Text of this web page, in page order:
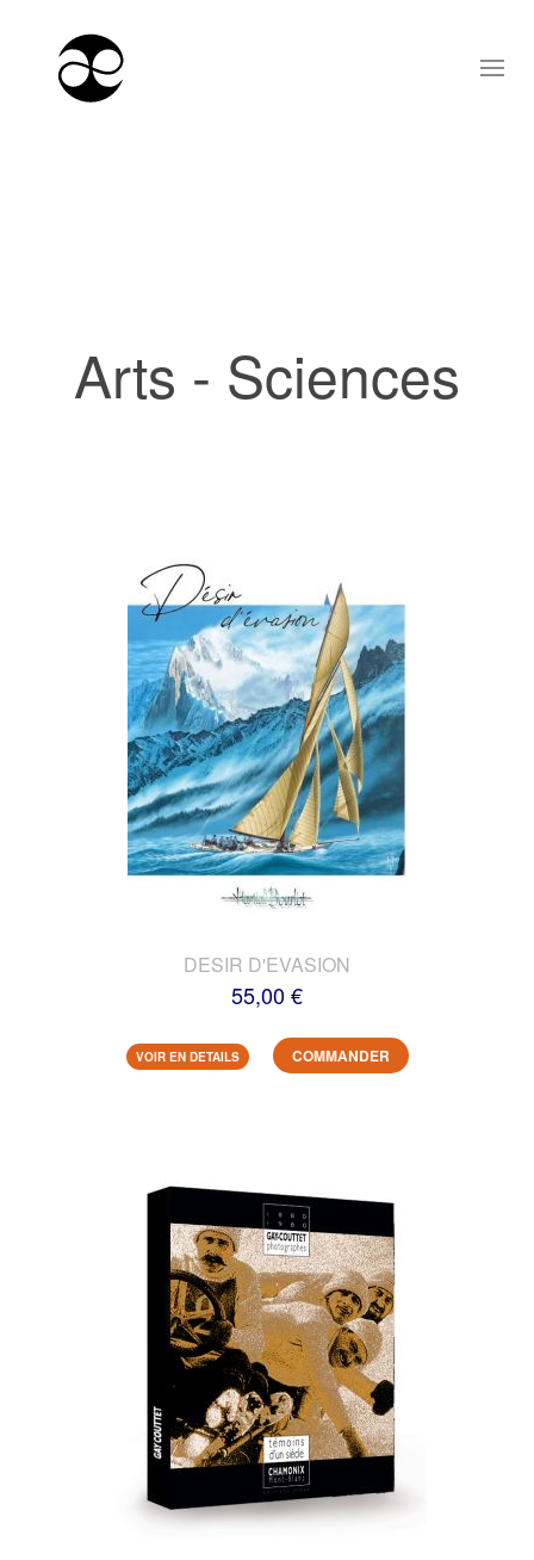
Arts - Sciences
DESIR D'EVASION
55,00 €
VOIR EN DETAILS COMMANDER